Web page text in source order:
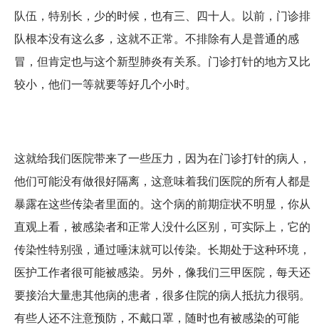
队伍，特别长，少的时候，也有三、四十人。以前，门诊排
队根本没有这么多，这就不正常。不排除有人是普通的感
冒，但肯定也与这个新型肺炎有关系。门诊打针的地方又比
较小，他们一等就要等好几个小时。
这就给我们医院带来了一些压力，因为在门诊打针的病人，
他们可能没有做很好隔离，这意味着我们医院的所有人都是
暴露在这些传染者里面的。这个病的前期症状不明显，你从
直观上看，被感染者和正常人没什么区别，可实际上，它的
传染性特别强，通过唾沫就可以传染。长期处于这种环境，
医护工作者很可能被感染。另外，像我们三甲医院，每天还
要接治大量患其他病的患者，很多住院的病人抵抗力很弱。
有些人还不注意预防，不戴口罩，随时也有被感染的可能